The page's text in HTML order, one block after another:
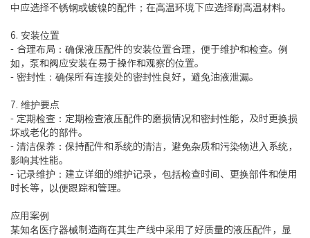
中应选择不锈钢或镀镍的配件；在高温环境下应选择耐高温材料。
6. 安装位置
- 合理布局：确保液压配件的安装位置合理，便于维护和检查。例
如，泵和阀应安装在易于操作和观察的位置。
- 密封性：确保所有连接处的密封性良好，避免油液泄漏。
7. 维护要点
- 定期检查：定期检查液压配件的磨损情况和密封性能，及时更换损
坏或老化的部件。
- 清洁保养：保持配件和系统的清洁，避免杂质和污染物进入系统，
影响其性能。
- 记录维护：建立详细的维护记录，包括检查时间、更换部件和使用
时长等，以便跟踪和管理。
应用案例
某知名医疗器械制造商在其生产线中采用了好质量的液压配件，显